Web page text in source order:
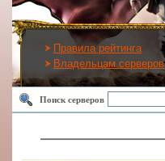
Правила рейтинга
Владельцам серверов
Поиск серверов